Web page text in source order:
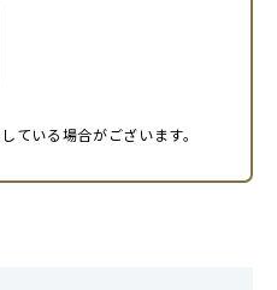
ている場合がございます。